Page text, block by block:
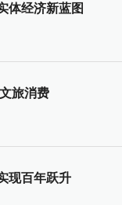
体经济新蓝图
旅消费
现百年跃升